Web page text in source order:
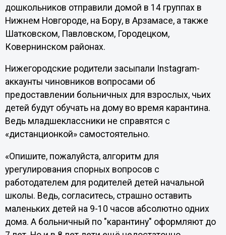
дошкольников отправили домой в 14 группах в
Нижнем Новгороде, на Бору, в Арзамасе, а также
Шатковском, Павловском, Городецком,
Ковернинском районах.
Нижегородские родители засыпали Instagram-
аккаунты чиновников вопросами об
предоставлении больничных для взрослых, чьих
детей будут обучать на дому во время карантина.
Ведь младшеклассники не справятся с
«дистанционкой» самостоятельно.
«Опишите, пожалуйста, алгоритм для
урегулирования спорных вопросов с
работодателем для родителей детей начальной
школы. Ведь, согласитесь, страшно оставить
маленьких детей на 9-10 часов абсолютно одних
дома. А больничный по "карантину" оформляют до